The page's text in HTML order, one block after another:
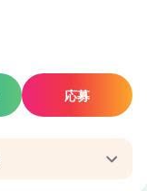
応募